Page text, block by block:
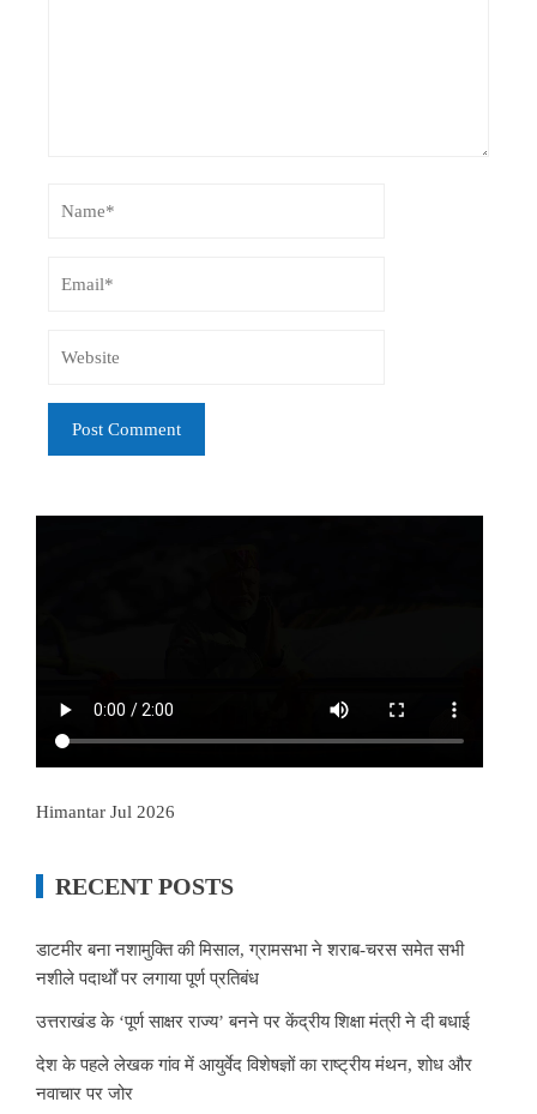
Himantar Jul 2026
RECENT POSTS
डाटमीर बना नशामुक्ति की मिसाल, ग्रामसभा ने शराब-चरस समेत सभी
नशीले पदार्थों पर लगाया पूर्ण प्रतिबंध
उत्तराखंड के ‘पूर्ण साक्षर राज्य’ बनने पर केंद्रीय शिक्षा मंत्री ने दी बधाई
देश के पहले लेखक गांव में आयुर्वेद विशेषज्ञों का राष्ट्रीय मंथन, शोध और
नवाचार पर जोर